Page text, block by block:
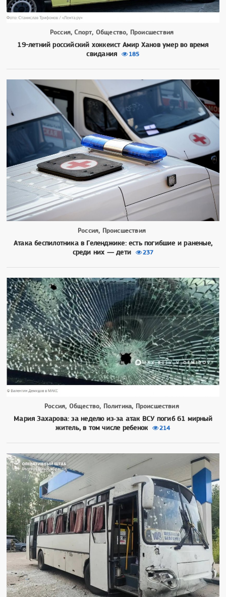
Россия, Спорт, Общество, Происшествия
19-летний российский хоккеист Амир Ханов умер во время
свидания
185
Россия, Происшествия
Атака беспилотника в Геленджике: есть погибшие и раненые,
среди них — дети
237
Россия, Общество, Политика, Происшествия
Мария Захарова: за неделю из‑за атак ВСУ погиб 61 мирный
житель, в том числе ребенок
214